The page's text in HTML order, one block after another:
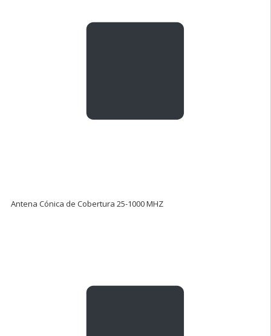
Antena Cónica de Cobertura 25-1000 MHZ